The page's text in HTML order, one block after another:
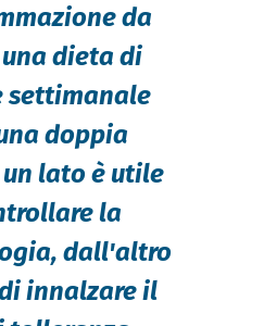
da
dieta di
settimanale
doppia
lato è utile
la
dall'altro
innalzare il